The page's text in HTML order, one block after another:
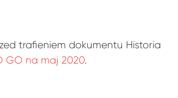
trafieniem dokumentu Historia
GO na maj 2020.